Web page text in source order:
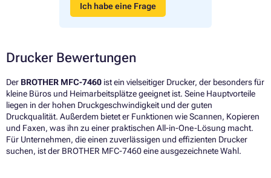
Ich habe eine Frage
Drucker Bewertungen
Der BROTHER MFC-7460 ist ein vielseitiger Drucker, der besonders für
kleine Büros und Heimarbeitsplätze geeignet ist. Seine Hauptvorteile
liegen in der hohen Druckgeschwindigkeit und der guten
Druckqualität. Außerdem bietet er Funktionen wie Scannen, Kopieren
und Faxen, was ihn zu einer praktischen All-in-One-Lösung macht.
Für Unternehmen, die einen zuverlässigen und effizienten Drucker
suchen, ist der BROTHER MFC-7460 eine ausgezeichnete Wahl.